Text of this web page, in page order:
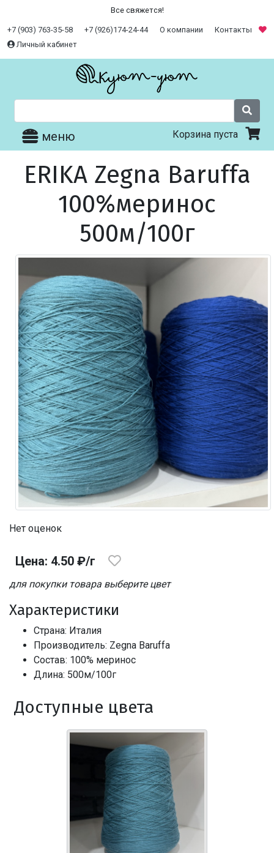
Все свяжется!
+7 (903) 763-35-58 +7 (926)174-24-44 О компании
Контакты
Личный кабинет
меню Корзина пуста
ERIKA Zegna Baruffa
100%меринос
500м/100г
Нет оценок
Цена: 4.50 ₽/г
для покупки товара выберите цвет
Характеристики
Страна: Италия
Производитель: Zegna Baruffa
Состав: 100% меринос
Длина: 500м/100г
Доступные цвета